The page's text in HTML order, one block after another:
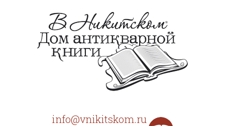
info@vnikitskom.ru